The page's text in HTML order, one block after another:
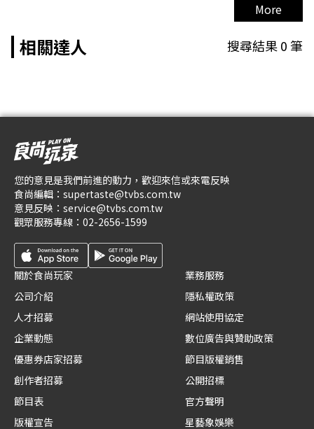
More
相關達人 搜尋結果0筆
您的意見是我們前進的動力，歡迎來信或來電反映
食尚編輯： supertaste@tvbs.com.tw
意見反映： service@tvbs.com.tw
觀眾服務專線： 02-2656-1599
關於食尚玩家
公司介紹
人才招募
企業動態
優惠券店家招募
創作者招募
節目表
版權宣告
業務服務
隱私權政策
網站使用協定
數位廣告與贊助政策
節目版權銷售
公開招標
官方聲明
星藝象娛樂